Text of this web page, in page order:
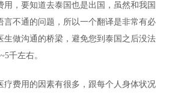
用，要知道去泰国也是出国，虽然和我国
言不通的问题，所以一个翻译是非常有必
生做沟通的桥梁，避免您到泰国之后没法
千左右。
疗费用的因素有很多，跟每个人身体状况